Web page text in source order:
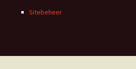
Sitebeheer